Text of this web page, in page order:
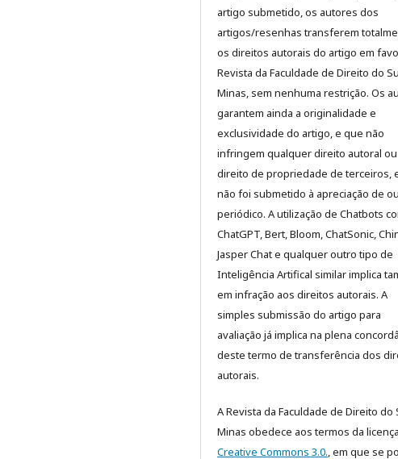
artigo submetido, os autores dos
artigos/resenhas transferem
os direitos autorais do artigo em
Revista da Faculdade de Direito do
Minas, sem nenhuma restrição. Os
garantem ainda a originalidade e
exclusividade do artigo, e que não
infringem qualquer direito autoral
direito de propriedade de terceiros,
não foi submetido à apreciação de
periódico. A utilização de Chatbots
ChatGPT, Bert, Bloom, ChatSonic,
Jasper Chat e qualquer outro tipo de
Inteligência Artifical similar implica
em infração aos direitos autorais. A
simples submissão do artigo para
avaliação já implica na plena
deste termo de transferência dos
autorais.
A Revista da Faculdade de Direito do
Minas obedece aos termos da licença
Creative Commons 3.0., em que se